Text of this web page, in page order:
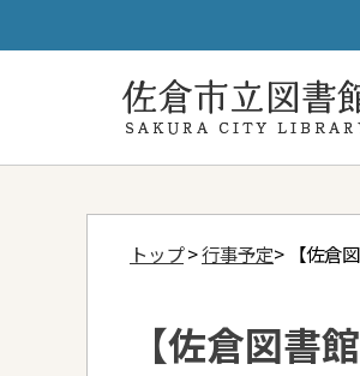
トップ>行事予定> 【佐倉
【佐倉図書